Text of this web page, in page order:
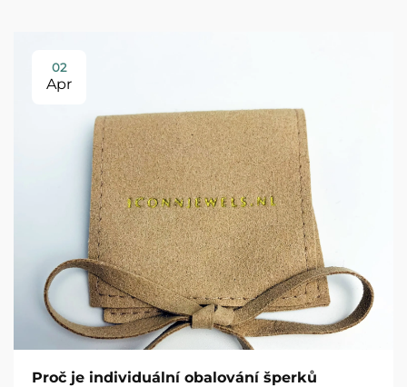
02
Apr
Proč je individuální obalování šperků